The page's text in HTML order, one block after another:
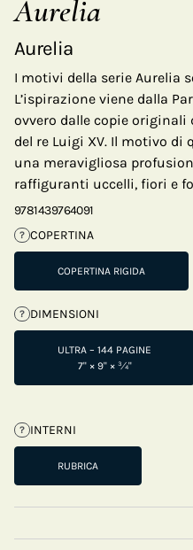
Aurelia
Aurelia
I motivi della serie Aurelia
L’ispirazione viene dalla
ovvero dalle copie
del re Luigi XV. Il motivo di
una meravigliosa
raffiguranti uccelli, fiori e
9781439764091
? COPERTINA
COPERTINA RIGIDA
? DIMENSIONI
ULTRA – 144 PAGINE
7" × 9" × ¾"
? INTERNI
RUBRICA